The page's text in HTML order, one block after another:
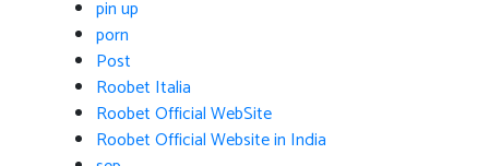
pin up
porn
Post
Roobet Italia
Roobet Official WebSite
Roobet Official Website in India